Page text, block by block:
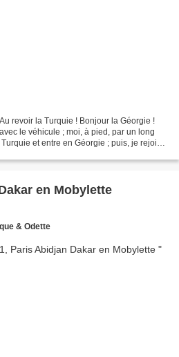
revoir la Turquie ! Bonjour la Géorgie !
le véhicule ; moi, à pied, par un long
et entre en Géorgie ; puis, je rejoins
en Mobylette
& Odette